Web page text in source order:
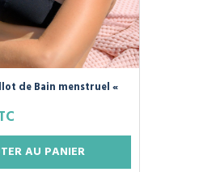
de Bain menstruel «
AU PANIER